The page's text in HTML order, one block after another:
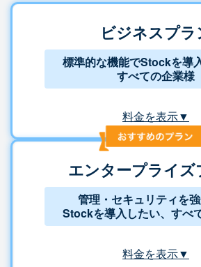
ビジネスプラ
標準的な機能でStockを導
すべての企業様
料金を表示▼
エンタープライズ
管理・セキュリティを
Stockを導入したい、すべ
料金を表示▼